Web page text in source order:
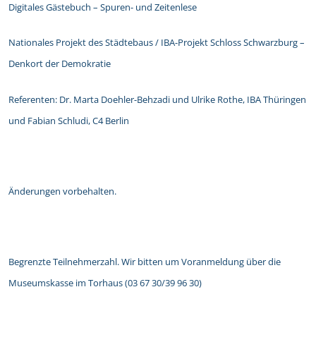
Digitales Gästebuch – Spuren- und Zeitenlese
Nationales Projekt des Städtebaus / IBA-Projekt Schloss Schwarzburg –
Denkort der Demokratie
Referenten: Dr. Marta Doehler-Behzadi und Ulrike Rothe, IBA Thüringen
und Fabian Schludi, C4 Berlin
Änderungen vorbehalten.
Begrenzte Teilnehmerzahl. Wir bitten um Voranmeldung über die
Museumskasse im Torhaus (03 67 30/39 96 30)